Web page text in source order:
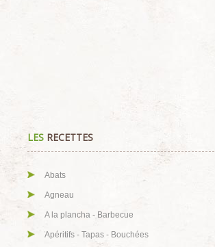
LES RECETTES
Abats
Agneau
A la plancha - Barbecue
Apéritifs - Tapas - Bouchées